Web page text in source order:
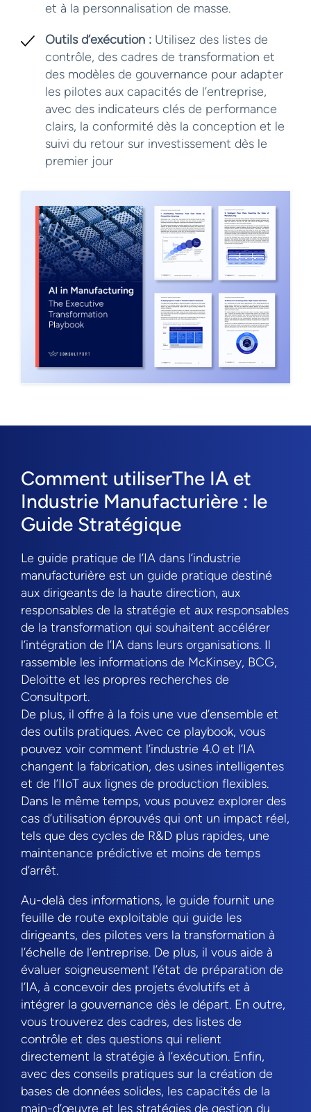
et à la personnalisation de masse.
Outils d’exécution : Utilisez des listes de
contrôle, des cadres de transformation et
des modèles de gouvernance pour adapter
les pilotes aux capacités de l’entreprise,
avec des indicateurs clés de performance
clairs, la conformité dès la conception et le
suivi du retour sur investissement dès le
premier jour
Comment utiliserThe IA et
Industrie Manufacturière : le
Guide Stratégique
Le guide pratique de l’IA dans l’industrie
manufacturière est un guide pratique destiné
aux dirigeants de la haute direction, aux
responsables de la stratégie et aux responsables
de la transformation qui souhaitent accélérer
l’intégration de l’IA dans leurs organisations. Il
rassemble les informations de McKinsey, BCG,
Deloitte et les propres recherches de
Consultport.
De plus, il offre à la fois une vue d’ensemble et
des outils pratiques. Avec ce playbook, vous
pouvez voir comment l’industrie 4.0 et l’IA
changent la fabrication, des usines intelligentes
et de l’IIoT aux lignes de production flexibles.
Dans le même temps, vous pouvez explorer des
cas d’utilisation éprouvés qui ont un impact réel,
tels que des cycles de R&D plus rapides, une
maintenance prédictive et moins de temps
d’arrêt.
Au-delà des informations, le guide fournit une
feuille de route exploitable qui guide les
dirigeants, des pilotes vers la transformation à
l’échelle de l’entreprise. De plus, il vous aide à
évaluer soigneusement l’état de préparation de
l’IA, à concevoir des projets évolutifs et à
intégrer la gouvernance dès le départ. En outre,
vous trouverez des cadres, des listes de
contrôle et des questions qui relient
directement la stratégie à l’exécution. Enfin,
avec des conseils pratiques sur la création de
bases de données solides, les capacités de la
main-d’œuvre et les stratégies de gestion du